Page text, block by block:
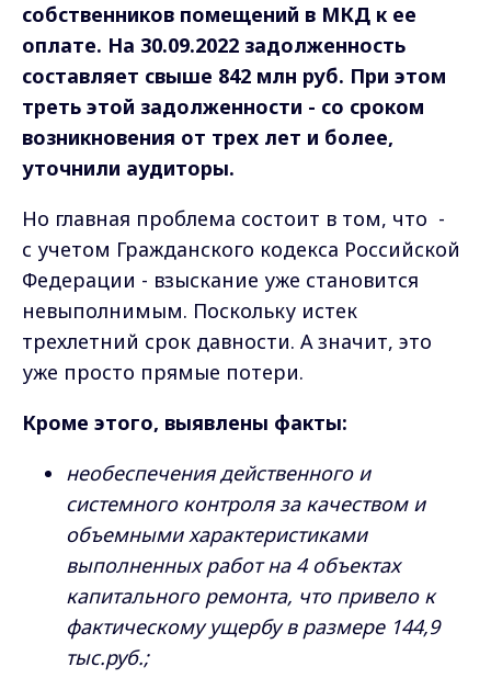
собственников помещений в МКД к ее
оплате. На 30.09.2022 задолженность
составляет свыше 842 млн руб. При этом
треть этой задолженности - со сроком
возникновения от трех лет и более,
уточнили аудиторы.
Но главная проблема состоит в том, что -
с учетом Гражданского кодекса Российской
Федерации - взыскание уже становится
невыполнимым. Поскольку истек
трехлетний срок давности. А значит, это
уже просто прямые потери.
Кроме этого, выявлены факты:
необеспечения действенного и
системного контроля за качеством и
объемными характеристиками
выполненных работ на 4 объектах
капитального ремонта, что привело к
фактическому ущербу в размере 144,9
тыс.руб.;